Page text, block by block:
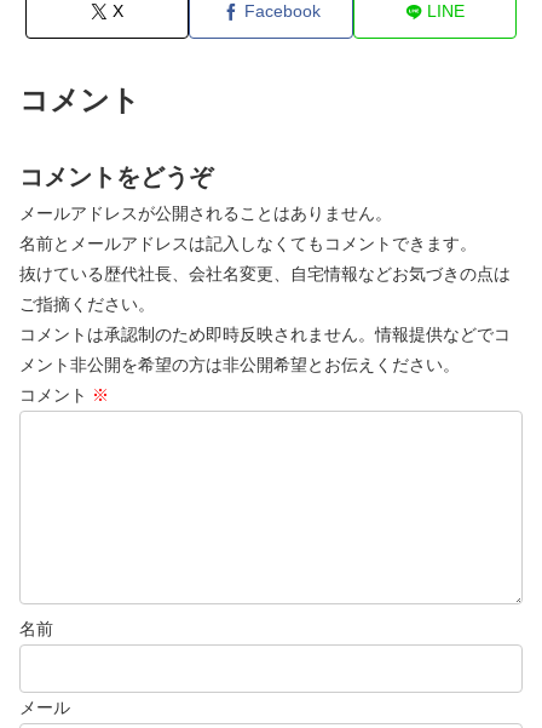
X Facebook LINE
コメント
コメントをどうぞ
メールアドレスが公開されることはありません。
名前とメールアドレスは記入しなくてもコメントできます。
抜けている歴代社長、会社名変更、自宅情報などお気づきの点は
ご指摘ください。
コメントは承認制のため即時反映されません。情報提供などでコ
メント非公開を希望の方は非公開希望とお伝えください。
コメント ※
名前
メール